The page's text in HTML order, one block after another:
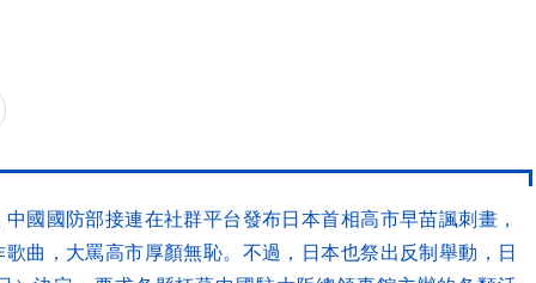
國國防部接連在社群平台發布日本首相高市早苗諷刺畫，
曲，大罵高市厚顏無恥。不過，日本也祭出反制舉動，日